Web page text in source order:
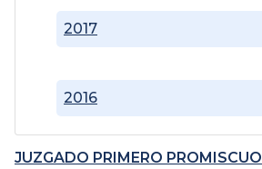
2016
2017
JUZGADO PRIMERO PROMISCUO